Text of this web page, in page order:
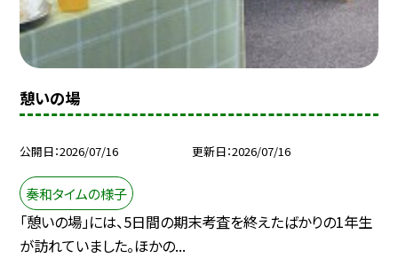
憩いの場
公開日 2026/07/16 更新日 2026/07/16
奏和タイムの様子
「憩いの場」には、5日間の期末考査を終えたばかりの1年生
が訪れていました。ほかの...